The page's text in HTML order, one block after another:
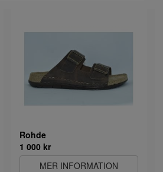
Rohde
1 000 kr
MER INFORMATION